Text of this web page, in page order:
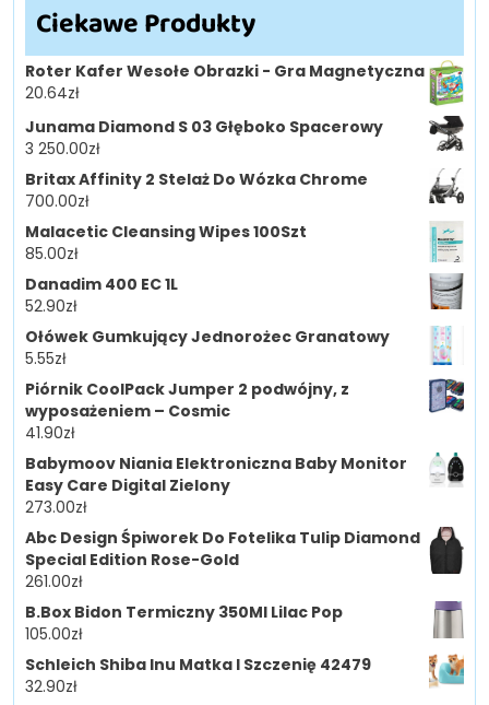
Ciekawe Produkty
Roter Kafer Wesołe Obrazki - Gra Magnetyczna
20.64zł
Junama Diamond S 03 Głęboko Spacerowy
3 250.00zł
Britax Affinity 2 Stelaż Do Wózka Chrome
700.00zł
Malacetic Cleansing Wipes 100Szt
85.00zł
Danadim 400 EC 1L
52.90zł
Ołówek Gumkujący Jednorożec Granatowy
5.55zł
Piórnik CoolPack Jumper 2 podwójny, z
wyposażeniem – Cosmic
41.90zł
Babymoov Niania Elektroniczna Baby Monitor
Easy Care Digital Zielony
273.00zł
Abc Design Śpiworek Do Fotelika Tulip Diamond
Special Edition Rose-Gold
261.00zł
B.Box Bidon Termiczny 350Ml Lilac Pop
105.00zł
Schleich Shiba Inu Matka I Szczenię 42479
32.90zł